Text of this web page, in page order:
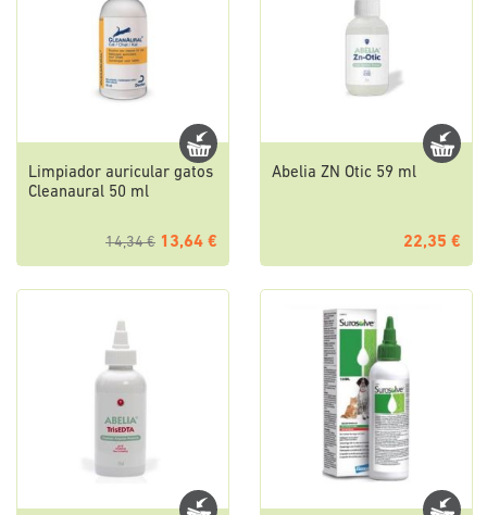
Limpiador auricular gatos
Cleanaural 50 ml
14,34 € 13,64 €
Abelia ZN Otic 59 ml
22,35 €